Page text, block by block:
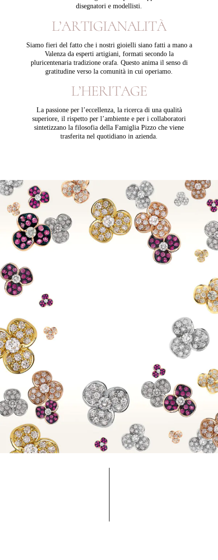
disegnatori e modellisti.
L’ARTIGIANALITÀ
Siamo fieri del fatto che i nostri gioielli siano fatti a mano a
Valenza da esperti artigiani, formati secondo la
pluricentenaria tradizione orafa. Questo anima il senso di
gratitudine verso la comunità in cui operiamo.
L’HERITAGE
La passione per l’eccellenza, la ricerca di una qualità
superiore, il rispetto per l’ambiente e per i collaboratori
sintetizzano la filosofia della Famiglia Pizzo che viene
trasferita nel quotidiano in azienda.